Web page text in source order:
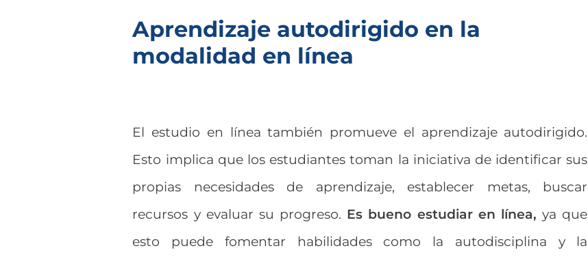
Aprendizaje autodirigido en la
modalidad en línea
El estudio en línea también promueve el aprendizaje autodirigido.
Esto implica que los estudiantes toman la iniciativa de identificar sus
propias necesidades de aprendizaje, establecer metas, buscar
recursos y evaluar su progreso. Es bueno estudiar en línea, ya que
esto puede fomentar habilidades como la autodisciplina y la